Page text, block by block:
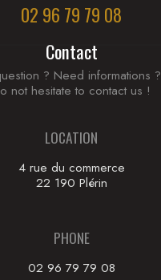
02 96 79 79 08
Contact
? Need informations ?
not hesitate to contact us !
LOCATION
4 rue du commerce
22 190 Plérin
PHONE
02 96 79 79 08